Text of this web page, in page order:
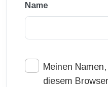
Name
Meinen
diesem